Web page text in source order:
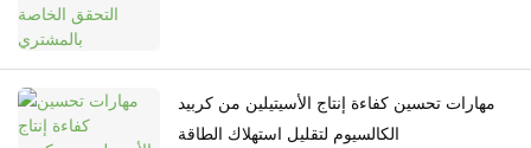
مهارات تحسين كفاءة إنتاج الأسيتيلين من كربيد
الكالسيوم لتقليل استهلاك الطاقة